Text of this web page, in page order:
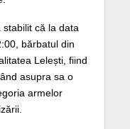
că la data
bărbatul din
Lelești, fiind
asupra sa o
armelor